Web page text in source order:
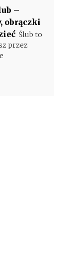
–
obrączki
Ślub to
przez